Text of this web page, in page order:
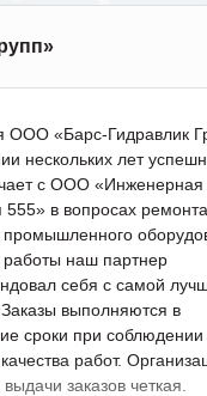
ООО «Барс-Гидравлик
нескольких лет
с ООО «Инженерная
555» в вопросах ремонта
промышленного
наш партнер
себя с самой
выполняются в
сроки при соблюдении
работ.
заказов четкая.